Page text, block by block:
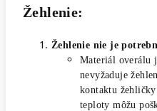
Žehlenie:
Žehlenie nie je
Materiál overálu
nevyžaduje
kontaktu
teploty môžu